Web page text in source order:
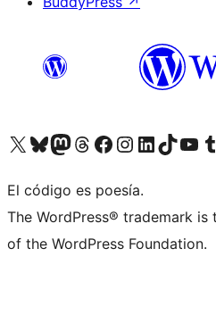
Visita nuestra cuenta de X (anteriormente Twitter)
Visita nuestra cuenta de Bluesky
Visita nuestra cuenta de Mastodon
Visita nuestra cuenta de Threads
Visita nuestra página de Facebook
Visita nuestra cuenta de Instagram
Visita nuestra cuenta de LinkedIn
Visita nuestra cuenta de TikTok
Visita nuestro
El código es poesía.
The WordPress® trademark
of the WordPress Foundation.